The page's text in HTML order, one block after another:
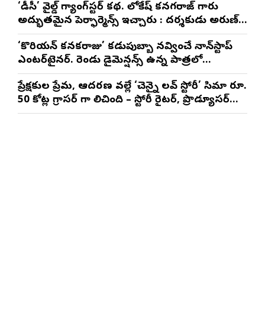
‘డీసీ’ వైల్డ్ గ్యాంగ్‌స్టర్ కథ. లోకేష్ కనగరాజ్ గారు
అద్భుతమైన పెర్ఫార్మెన్స్ ఇచ్చారు : దర్శకుడు అరుణ్
మాథేశ్వరన్
‘కొరియన్ కనకరాజు’ కడుపుబ్బా నవ్వించే నాన్‌స్టాప్
ఎంటర్‌టైనర్. రెండు డైమెన్షన్స్ ఉన్న పాత్రలో
నటించడం చాలా సంతృప్తినిచ్చింది : వరుణ్ తేజ్
ప్రేక్షకుల ప్రేమ, ఆదరణ వల్లే ‘చెన్నై లవ్ స్టోరీ’ సినిమా రూ.
50 కోట్ల గ్రాసర్ గా నిలిచింది – స్టోరీ రైటర్, ప్రొడ్యూసర్
సాయి రాజేష్